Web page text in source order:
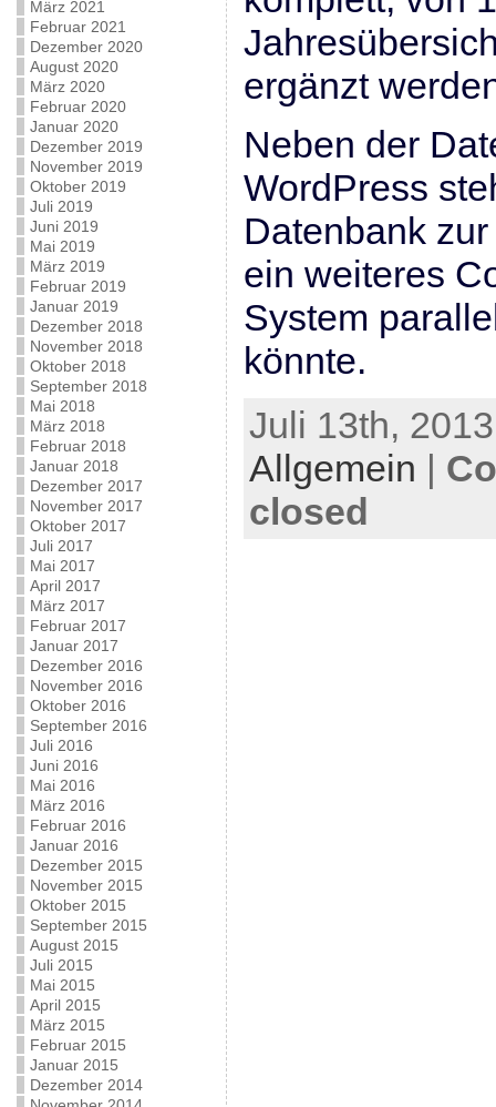
März 2021
Februar 2021
Dezember 2020
August 2020
März 2020
Februar 2020
Januar 2020
Dezember 2019
November 2019
Oktober 2019
Juli 2019
Juni 2019
Mai 2019
März 2019
Februar 2019
Januar 2019
Dezember 2018
November 2018
Oktober 2018
September 2018
Mai 2018
März 2018
Februar 2018
Januar 2018
Dezember 2017
November 2017
Oktober 2017
Juli 2017
Mai 2017
April 2017
März 2017
Februar 2017
Januar 2017
Dezember 2016
November 2016
Oktober 2016
September 2016
Juli 2016
Juni 2016
Mai 2016
März 2016
Februar 2016
Januar 2016
Dezember 2015
November 2015
Oktober 2015
September 2015
August 2015
Juli 2015
Mai 2015
April 2015
März 2015
Februar 2015
Januar 2015
Dezember 2014
ergänzt
Neben der
WordPress
Datenbank
ein weiteres
System
könnte.
Juli 13th,
Allgemein |
closed